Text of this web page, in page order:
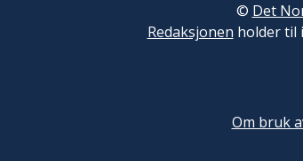
© Det
Redaksjonen holder til
Om bruk